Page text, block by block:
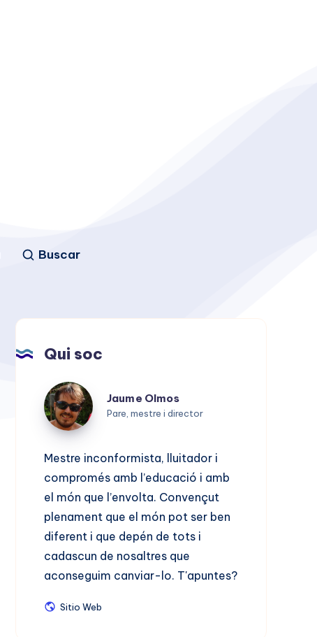
Buscar
Qui soc
Jaume
Olmos
Jaume Olmos
Pare, mestre i director
Mestre inconformista, lluitador i
compromés amb l’educació i amb
el món que l’envolta. Convençut
plenament que el món pot ser ben
diferent i que depén de tots i
cadascun de nosaltres que
aconseguim canviar-lo. T'apuntes?
Sitio Web